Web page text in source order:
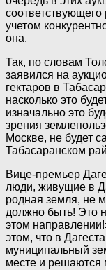
учетом
она.
Так, по словам
заявился на
гектаров в
насколько это
изначально это
зрения
Москве, не будет
Табасаранском
Вице-премьер
люди, живущие в
родная земля, не
должно быть! Это
этом
этом, что в
муниципальный
месте и решаются